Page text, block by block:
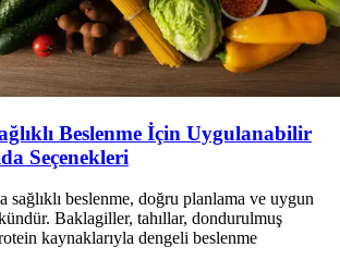
Beslenme İçin Uygulanabilir
Seçenekleri
beslenme, doğru planlama ve uygun
Baklagiller, tahıllar, dondurulmuş
kaynaklarıyla dengeli beslenme